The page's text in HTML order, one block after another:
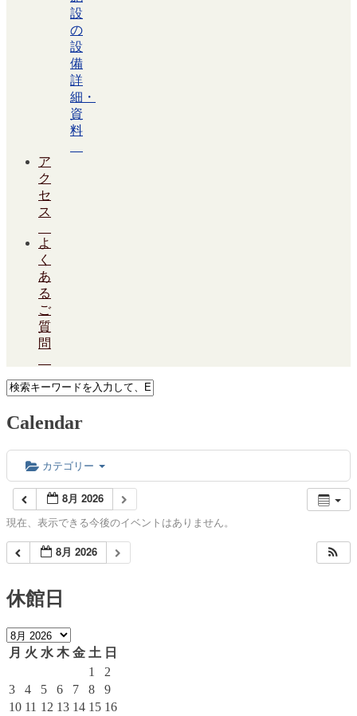
設
の
設
備
詳
細・
資
料
ア
ク
セ
ス
よ
く
あ
る
ご
質
問
Calendar
カテゴリー
8月 2026
現在、表示できる今後のイベントはありません。
8月 2026
休館日
月 火 水 木 金 土 日
1
2
3
4 5 6 7 8
9
10 11 12 13 14 15 16